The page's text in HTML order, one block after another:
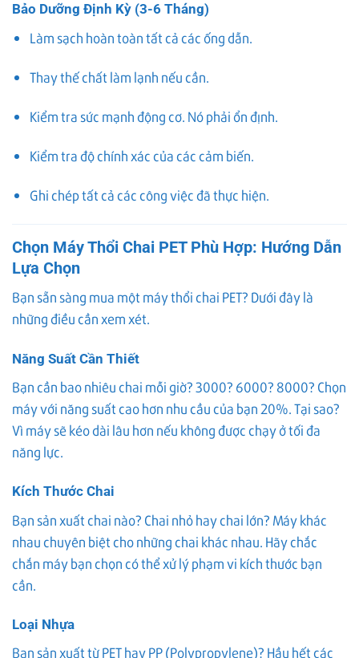
Bảo Dưỡng Định Kỳ (3-6 Tháng)
Làm sạch hoàn toàn tất cả các ống dẫn.
Thay thế chất làm lạnh nếu cần.
Kiểm tra sức mạnh động cơ. Nó phải ổn định.
Kiểm tra độ chính xác của các cảm biến.
Ghi chép tất cả các công việc đã thực hiện.
Chọn Máy Thổi Chai PET Phù Hợp: Hướng Dẫn
Lựa Chọn
Bạn sẵn sàng mua một máy thổi chai PET? Dưới đây là
những điều cần xem xét.
Năng Suất Cần Thiết
Bạn cần bao nhiêu chai mỗi giờ? 3000? 6000? 8000? Chọn
máy với năng suất cao hơn nhu cầu của bạn 20%. Tại sao?
Vì máy sẽ kéo dài lâu hơn nếu không được chạy ở tối đa
năng lực.
Kích Thước Chai
Bạn sản xuất chai nào? Chai nhỏ hay chai lớn? Máy khác
nhau chuyên biệt cho những chai khác nhau. Hãy chắc
chắn máy bạn chọn có thể xử lý phạm vi kích thước bạn
cần.
Loại Nhựa
Bạn sản xuất từ PET hay PP (Polypropylene)? Hầu hết các